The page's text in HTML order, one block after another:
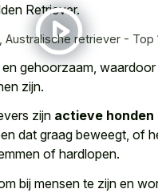
Retriever.
Australische retriever - Top
gehoorzaam,
zijn.
zijn actieve honden
dat graag beweegt, of
of hardlopen.
bij mensen te zijn en